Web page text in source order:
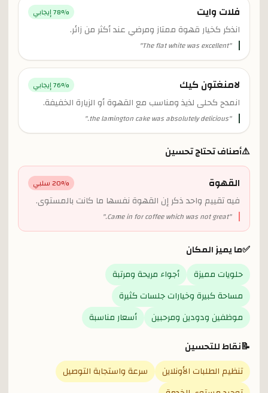
فلات وايت 78% إيجابي
انذكر كخيار قهوة ممتاز ومرضي عند أكثر من زائر.
"
The flat white was excellent
"
لامنغتون كيك 76% إيجابي
انمدح كحلى لذيذ ومناسب مع القهوة أو الزيارة الخفيفة.
"
the lamington cake was absolutely delicious.
"
⚠️أصناف تحتاج تحسين
القهوة 20% سلبي
فيه تقييم واحد ذكر إن القهوة نفسها ما كانت بالمستوى.
"
Came in for coffee which was not great.
"
✅ما يميز المكان
حلويات مميزة
أجواء مريحة ومرتبة
مساحة كبيرة وخيارات جلسات كثيرة
موظفين ودودين ومرحبين
أسعار مناسبة
📝نقاط للتحسين
تنظيم الطلبات الأونلاين
سرعة واستجابة التوصيل